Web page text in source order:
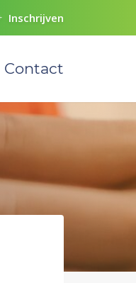
Inschrijven
Contact